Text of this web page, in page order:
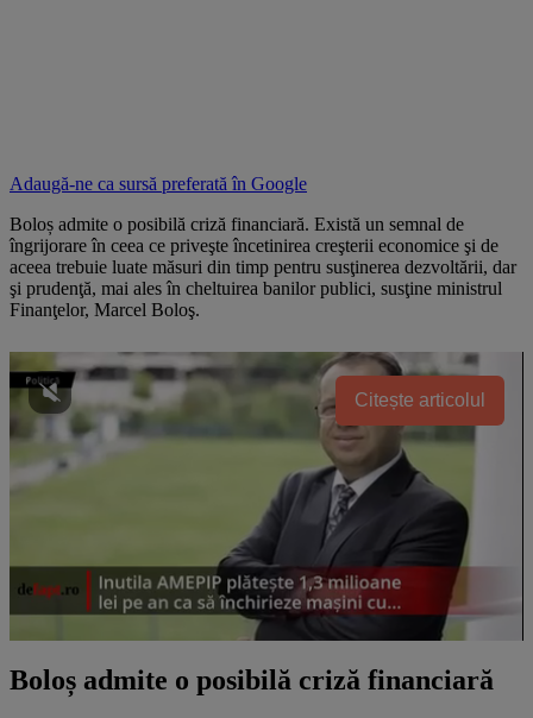
Adaugă-ne ca sursă preferată în Google
Boloș admite o posibilă criză financiară. Există un semnal de
îngrijorare în ceea ce priveşte încetinirea creşterii economice şi de
aceea trebuie luate măsuri din timp pentru susţinerea dezvoltării, dar
şi prudenţă, mai ales în cheltuirea banilor publici, susţine ministrul
Finanţelor, Marcel Boloş.
Citește articolul
Boloș admite o posibilă criză financiară